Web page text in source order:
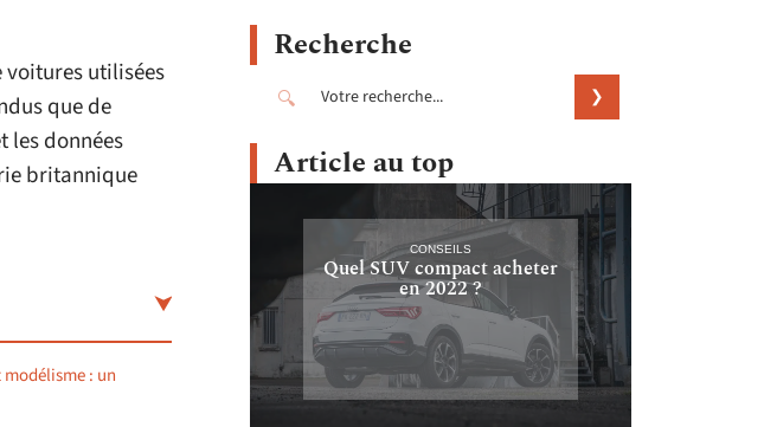
utilisées
que de
les données
britannique
: un
Recherche
Article au top
CONSEILS
Quel SUV compact acheter
en 2022 ?